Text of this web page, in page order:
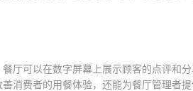
厅可以在数字屏幕上展示顾客的点评和
消费者的用餐体验，还能为餐厅管理者